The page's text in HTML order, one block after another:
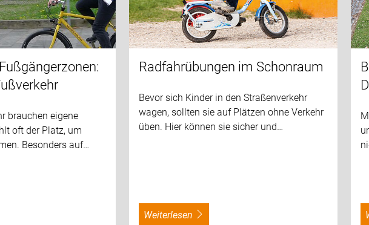
brauchen eigene
oft der Platz, um
Besonders auf…
Radfahrübungen im Schonraum
Bevor sich Kinder in den Straßenverkehr
wagen, sollten sie auf Plätzen ohne Verkehr
üben. Hier können sie sicher und…
weiterlesen